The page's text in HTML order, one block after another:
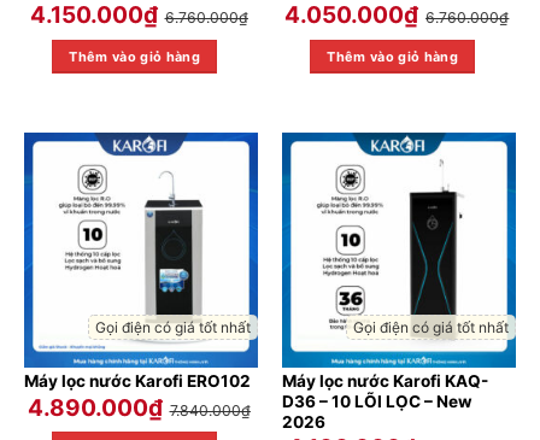
4.150.000₫ 6.760.000₫
Thêm vào giỏ hàng
4.050.000₫ 6.760.000₫
Thêm vào giỏ hàng
Gọi điện có giá tốt nhất
Máy lọc nước Karofi ERO102
4.890.000₫ 7.840.000₫
Gọi điện có giá tốt nhất
Máy lọc nước Karofi KAQ-
D36 – 10 LÕI LỌC – New
2026